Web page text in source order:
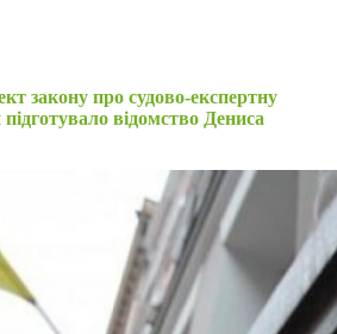
закону про судово-експертну
підготувало відомство Дениса